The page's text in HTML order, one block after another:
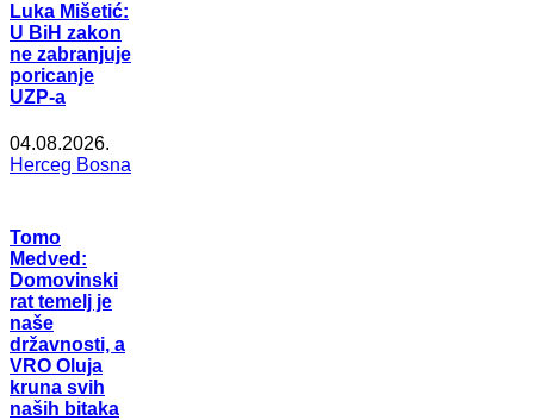
Luka Mišetić:
U BiH zakon
ne zabranjuje
poricanje
UZP-a
04.08.2026.
Herceg Bosna
Tomo
Medved:
Domovinski
rat temelj je
naše
državnosti, a
VRO Oluja
kruna svih
naših bitaka